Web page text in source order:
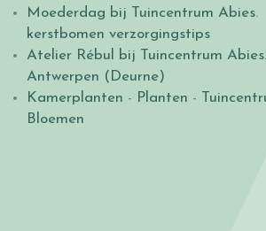
Moederdag bij Tuincentrum Abies
kerstbomen verzorgingstips
Atelier Rébul bij Tuincentrum Abies.
Antwerpen (Deurne)
Kamerplanten - Planten -
Bloemen